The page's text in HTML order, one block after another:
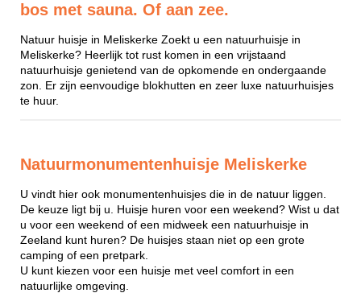
bos met sauna. Of aan zee.
Natuur huisje in Meliskerke Zoekt u een natuurhuisje in
Meliskerke? Heerlijk tot rust komen in een vrijstaand
natuurhuisje genietend van de opkomende en ondergaande
zon. Er zijn eenvoudige blokhutten en zeer luxe natuurhuisjes
te huur.
Natuurmonumentenhuisje Meliskerke
U vindt hier ook monumentenhuisjes die in de natuur liggen.
De keuze ligt bij u. Huisje huren voor een weekend? Wist u dat
u voor een weekend of een midweek een natuurhuisje in
Zeeland kunt huren? De huisjes staan niet op een grote
camping of een pretpark.
U kunt kiezen voor een huisje met veel comfort in een
natuurlijke omgeving.